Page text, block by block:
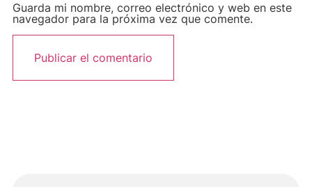
Guarda mi nombre, correo electrónico y web en este
navegador para la próxima vez que comente.